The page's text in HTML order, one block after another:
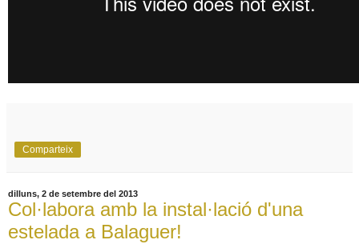
Comparteix
dilluns, 2 de setembre del 2013
Col·labora amb la instal·lació d'una
estelada a Balaguer!